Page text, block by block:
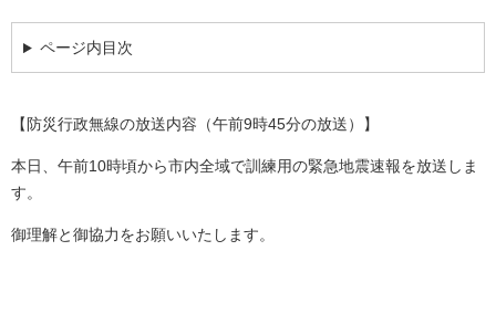
ページ内目次
【防災行政無線の放送内容（午前9時45分の放送）】
本日、午前10時頃から市内全域で訓練用の緊急地震速報を放送しま
す。
御理解と御協力をお願いいたします。